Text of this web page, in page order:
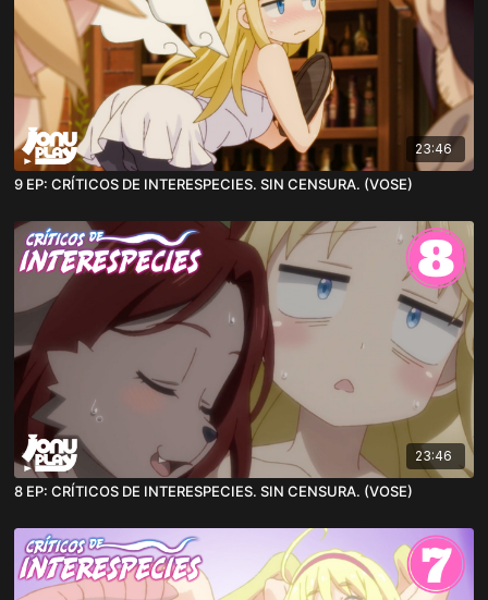
23:46
9 EP: CRÍTICOS DE INTERESPECIES. SIN CENSURA. (VOSE)
23:46
8 EP: CRÍTICOS DE INTERESPECIES. SIN CENSURA. (VOSE)